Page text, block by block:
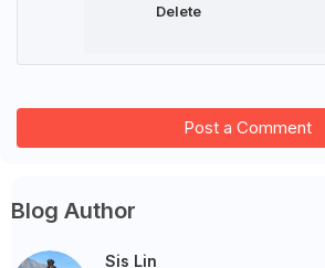
Delete
Post a Comment
Blog Author
Sis Lin